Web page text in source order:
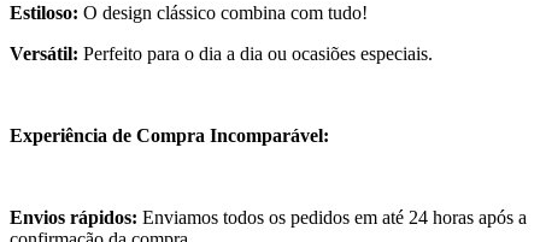
Estiloso: O design clássico combina com tudo!
Versátil: Perfeito para o dia a dia ou ocasiões especiais.
Experiência de Compra Incomparável:
Envios rápidos: Enviamos todos os pedidos em até 24 horas após a